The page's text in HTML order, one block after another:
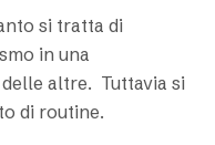
si tratta di
in una
altre. Tuttavia si
di routine.